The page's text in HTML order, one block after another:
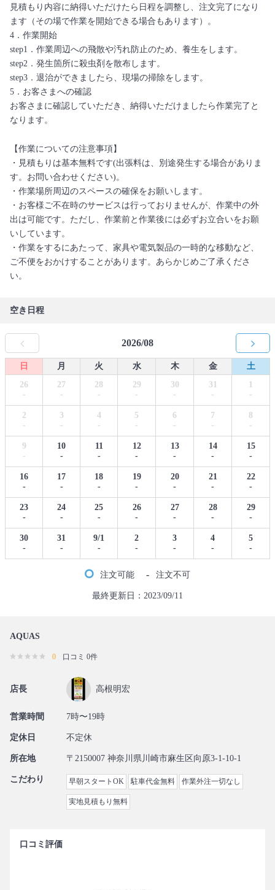
見積もり内容に納得いただけたら日程を調整し、注文完了になり
ます（その場で作業を開始できる場合もあります）。
4．作業開始
step1．作業周辺への飛散や汚れ防止のため、養生をします。
step2．発生箇所に殺虫剤を散布します。
step3．退治ができましたら、現場の掃除をします。
5．お客さまへの確認
お客さまに確認していただき、納得いただけましたら作業完了と
なります。
【作業についての注意事項】
・見積もりは基本無料です(出張料は、別途発生する場合がありま
す。お問い合わせください)。
・作業場所周辺のスペースの確保をお願いします。
・お客様ご不在時のサービスは行っておりませんが、作業中の外
出は可能です。ただし、作業前と作業後には必ずお立合いをお願
いしています。
・作業をするにあたって、家具や電気製品の一時的な移動など、
ご不便をおかけすることがあります。あらかじめご了承くださ
い。
空き日程
2026/08
日 月 火 水 木 金
土
26
-
27
-
28
-
29
-
30
-
31
-
1
-
2
-
3
-
4
-
5
-
6
-
7
-
8
-
9
-
10
-
11
-
12
-
13
-
14
-
15
-
16
-
17
-
18
-
19
-
20
-
21
-
22
-
23
-
24
-
25
-
26
-
27
-
28
-
29
-
30
-
31
-
9/1
-
2
-
3
-
4
-
5
-
注文可能 - 注文不可
最終更新日：2023/09/11
AQUAS
0 口コミ 0件
店長 高根明宏
営業時間 7時〜19時
定休日 不定休
所在地 〒2150007 神奈川県川崎市麻生区向原3-1-10-1
こだわり 早朝スタートOK 駐車代金無料 作業外注一切なし
実地見積もり無料
口コミ評価